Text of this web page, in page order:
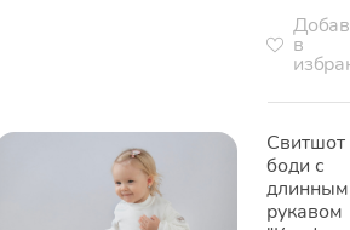
в
Свитшот
боди с
длинным
рукавом